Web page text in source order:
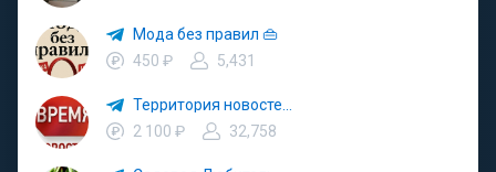
Мода без правил 👜
450 ₽
5,431
2 100 ₽
32,758